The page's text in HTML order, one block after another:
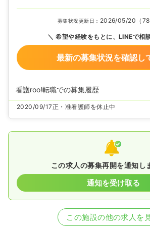
募集状況更新日： 2026/05/20（78
希望や経験をもとに、LINEで相
最新の募集状況を確認し
看護roo!転職での募集履歴
2020/09/17正・准看護師を休止中
この求人の募集再開を通知し
通知を受け取る
この施設の他の求人を